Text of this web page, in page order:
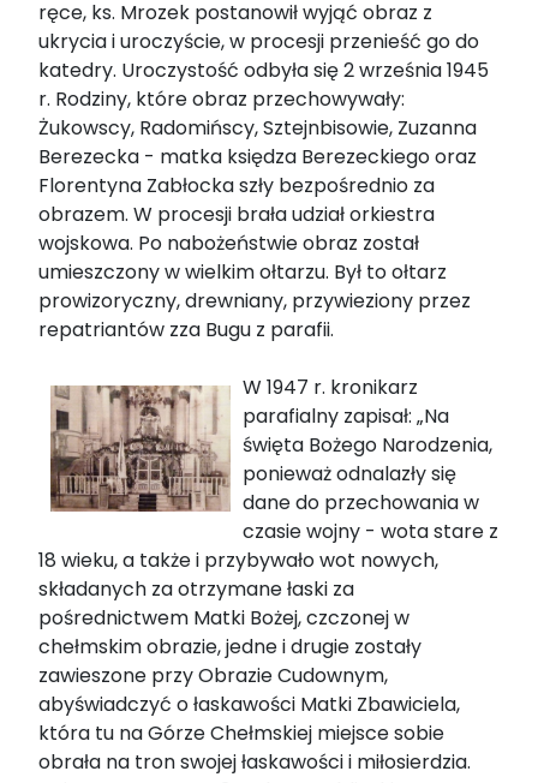
ręce, ks. Mrozek postanowił wyjąć obraz z
ukrycia i uroczyście, w procesji przenieść go do
katedry. Uroczystość odbyła się 2 września 1945
r. Rodziny, które obraz przechowywały:
Żukowscy, Radomińscy, Sztejnbisowie, Zuzanna
Berezecka - matka księdza Berezeckiego oraz
Florentyna Zabłocka szły bezpośrednio za
obrazem. W procesji brała udział orkiestra
wojskowa. Po nabożeństwie obraz został
umieszczony w wielkim ołtarzu. Był to ołtarz
prowizoryczny, drewniany, przywieziony przez
repatriantów zza Bugu z parafii.
W 1947 r. kronikarz
parafialny zapisał: „Na
święta Bożego Narodzenia,
ponieważ odnalazły się
dane do przechowania w
czasie wojny - wota stare z
18 wieku, a także i przybywało wot nowych,
składanych za otrzymane łaski za
pośrednictwem Matki Bożej, czczonej w
chełmskim obrazie, jedne i drugie zostały
zawieszone przy Obrazie Cudownym,
abyświadczyć o łaskawości Matki Zbawiciela,
która tu na Górze Chełmskiej miejsce sobie
obrała na tron swojej łaskawości i miłosierdzia.